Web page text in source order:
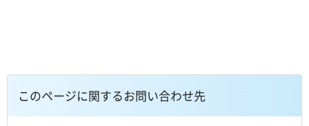
このページに関するお問い合わせ先